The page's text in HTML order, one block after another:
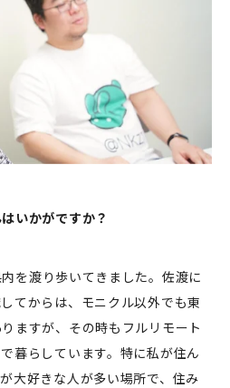
いかがですか？
を渡り歩いてきました。佐渡に
てからは、モニクル以外でも東
ますが、その時もフルリモート
暮らしています。特に私が住ん
大好きな人が多い場所で、住み